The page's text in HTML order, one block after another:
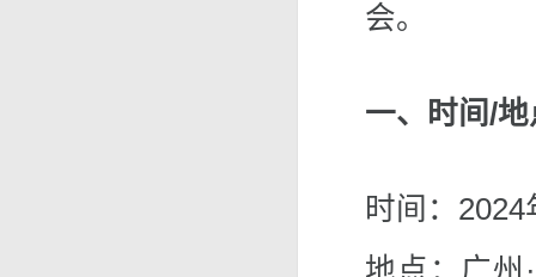
会。
一、时间/地
时间：
地点：广州